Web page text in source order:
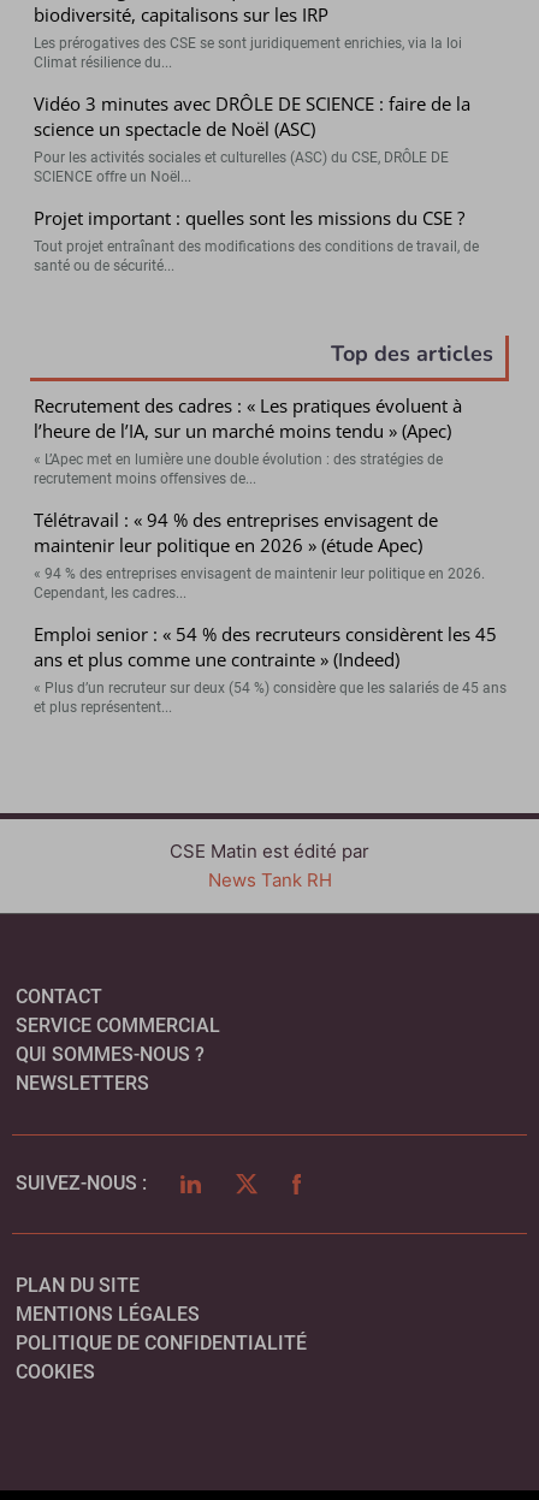
biodiversité, capitalisons sur les IRP
Les prérogatives des CSE se sont juridiquement enrichies, via la loi
Climat résilience du...
Vidéo 3 minutes avec DRÔLE DE SCIENCE : faire de la
science un spectacle de Noël (ASC)
Pour les activités sociales et culturelles (ASC) du CSE, DRÔLE DE
SCIENCE offre un Noël...
Projet important : quelles sont les missions du CSE ?
Tout projet entraînant des modifications des conditions de travail, de
santé ou de sécurité...
Top des articles
Recrutement des cadres : « Les pratiques évoluent à
l’heure de l’IA, sur un marché moins tendu » (Apec)
« L’Apec met en lumière une double évolution : des stratégies de
recrutement moins offensives de...
Télétravail : « 94 % des entreprises envisagent de
maintenir leur politique en 2026 » (étude Apec)
« 94 % des entreprises envisagent de maintenir leur politique en 2026.
Cependant, les cadres...
Emploi senior : « 54 % des recruteurs considèrent les 45
ans et plus comme une contrainte » (Indeed)
« Plus d’un recruteur sur deux (54 %) considère que les salariés de 45 ans
et plus représentent...
CSE Matin est édité par
News Tank RH
CONTACT
SERVICE COMMERCIAL
QUI SOMMES-NOUS ?
NEWSLETTERS
SUIVEZ-NOUS : LINKEDINTWITTERFACEBOOK
PLAN DU SITE
MENTIONS LÉGALES
POLITIQUE DE CONFIDENTIALITÉ
COOKIES